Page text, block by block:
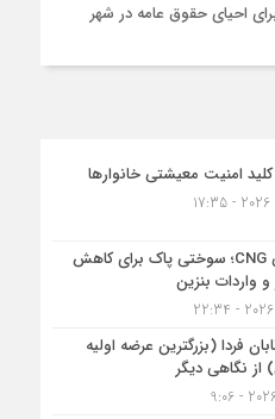
احیای حقوق عامه در شهر
امنیت معیشتی خانوارها
مزیت قیمتی CNG؛ سوختی پاک برای کاهش
و واردات بنزین
فردا (بزرگترین عرضه اولیه
نگاهی دیگر